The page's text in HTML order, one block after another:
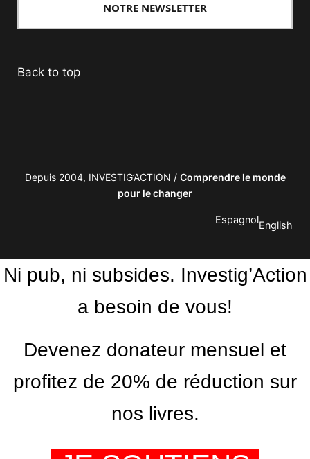
NOTRE NEWSLETTER
Back to top
Depuis 2004, INVESTIG’ACTION / Comprendre le monde
pour le changer
EspagnolEnglish
Ni pub, ni subsides. Investig’Action
a besoin de vous!
Devenez donateur mensuel et
profitez de 20% de réduction sur
nos livres.